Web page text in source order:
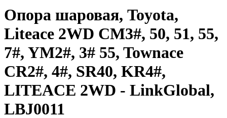
Опора шаровая, Toyota,
Liteace 2WD CM3#, 50, 51, 55,
7#, YM2#, 3# 55, Townace
CR2#, 4#, SR40, KR4#,
LITEACE 2WD - LinkGlobal,
LBJ0011